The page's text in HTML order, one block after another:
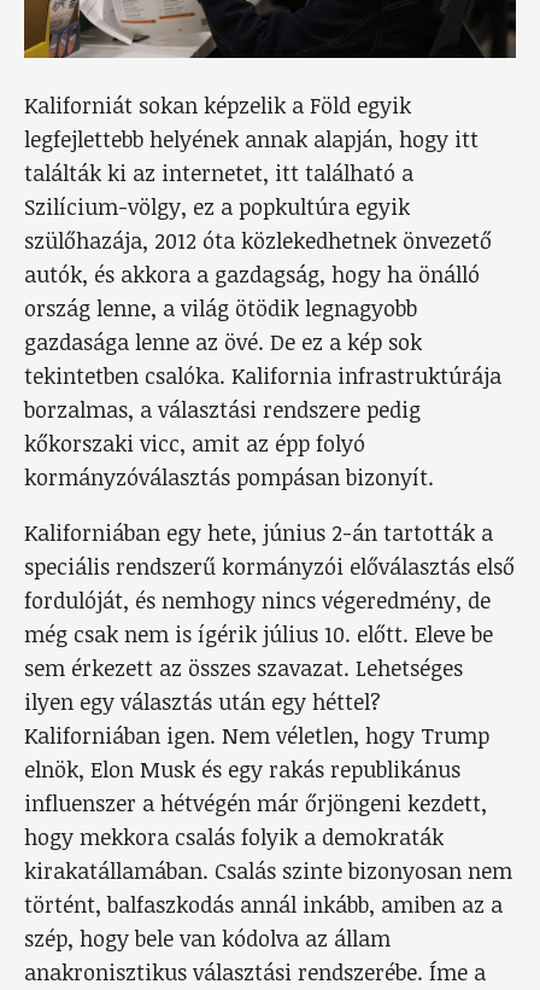
Kaliforniát sokan képzelik a Föld egyik
legfejlettebb helyének annak alapján, hogy itt
találták ki az internetet, itt található a
Szilícium-völgy, ez a popkultúra egyik
szülőhazája, 2012 óta közlekedhetnek önvezető
autók, és akkora a gazdagság, hogy ha önálló
ország lenne, a világ ötödik legnagyobb
gazdasága lenne az övé. De ez a kép sok
tekintetben csalóka. Kalifornia infrastruktúrája
borzalmas, a választási rendszere pedig
kőkorszaki vicc, amit az épp folyó
kormányzóválasztás pompásan bizonyít.
Kaliforniában egy hete, június 2-án tartották a
speciális rendszerű kormányzói előválasztás első
fordulóját, és nemhogy nincs végeredmény, de
még csak nem is ígérik július 10. előtt. Eleve be
sem érkezett az összes szavazat. Lehetséges
ilyen egy választás után egy héttel?
Kaliforniában igen. Nem véletlen, hogy Trump
elnök, Elon Musk és egy rakás republikánus
influenszer a hétvégén már őrjöngeni kezdett,
hogy mekkora csalás folyik a demokraták
kirakatállamában. Csalás szinte bizonyosan nem
történt, balfaszkodás annál inkább, amiben az a
szép, hogy bele van kódolva az állam
anakronisztikus választási rendszerébe. Íme a